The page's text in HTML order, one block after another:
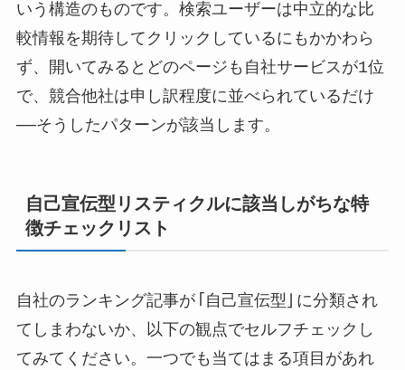
いう構造のものです。検索ユーザーは中立的な比
較情報を期待してクリックしているにもかかわら
ず、開いてみるとどのページも自社サービスが1位
で、競合他社は申し訳程度に並べられているだけ
──そうしたパターンが該当します。
自己宣伝型リスティクルに該当しがちな特
徴チェックリスト
自社のランキング記事が「自己宣伝型」に分類され
てしまわないか、以下の観点でセルフチェックし
てみてください。一つでも当てはまる項目があれ